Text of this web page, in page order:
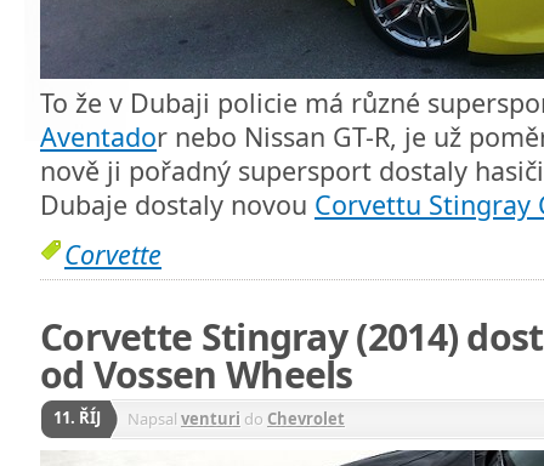
To že v Dubaji policie má různé
Aventador nebo Nissan GT-R, je už
nově ji pořadný supersport dostaly
Dubaje dostaly novou Corvettu Stingray
Corvette
Corvette Stingray (2014)
od Vossen Wheels
11. ŘÍJ Napsal venturi do Chevrolet